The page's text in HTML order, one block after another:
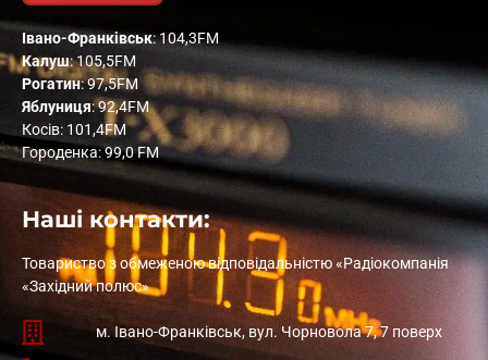
Івано-Франківськ: 104,3FM
Калуш: 105,5FM
Рогатин: 97,5FM
Яблуниця: 92,4FM
Косів: 101,4FM
Городенка: 99,0 FM
Наші контакти:
Товариство з обмеженою відповідальністю «Радіокомпанія
«Західний полюс»
м. Івано-Франківськ, вул. Чорновола 7, 7 поверх